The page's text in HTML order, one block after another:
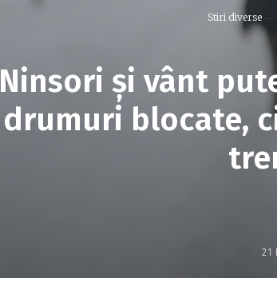
Stiri diverse
Ninsori și vânt
drumuri blocate,
21